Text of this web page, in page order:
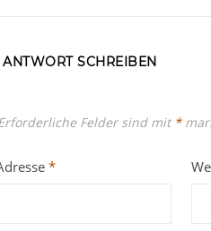
ANTWORT SCHREIBEN
Felder sind mit *
*